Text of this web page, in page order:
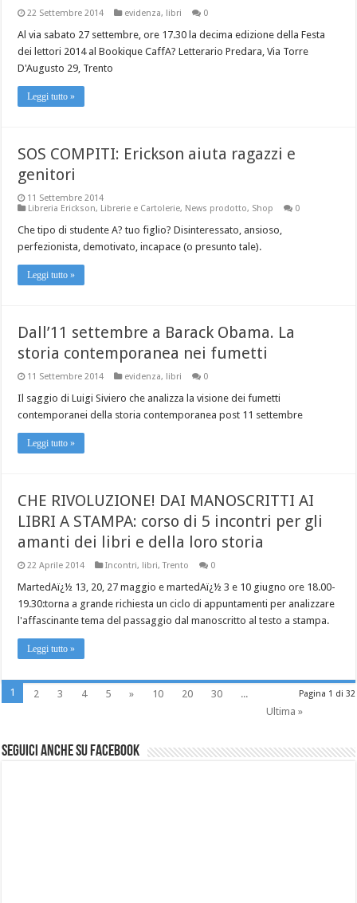
22 Settembre 2014 evidenza, libri 0
Al via sabato 27 settembre, ore 17.30 la decima edizione della Festa
dei lettori 2014 al Bookique CaffA? Letterario Predara, Via Torre
D'Augusto 29, Trento
Leggi tutto »
SOS COMPITI: Erickson aiuta ragazzi e
genitori
11 Settembre 2014
Libreria Erickson, Librerie e Cartolerie, News prodotto, Shop 0
Che tipo di studente A? tuo figlio? Disinteressato, ansioso,
perfezionista, demotivato, incapace (o presunto tale).
Leggi tutto »
Dall’11 settembre a Barack Obama. La
storia contemporanea nei fumetti
11 Settembre 2014 evidenza, libri 0
Il saggio di Luigi Siviero che analizza la visione dei fumetti
contemporanei della storia contemporanea post 11 settembre
Leggi tutto »
CHE RIVOLUZIONE! DAI MANOSCRITTI AI
LIBRI A STAMPA: corso di 5 incontri per gli
amanti dei libri e della loro storia
22 Aprile 2014 Incontri, libri,Trento 0
MartedAï¿½ 13, 20, 27 maggio e martedAï¿½ 3 e 10 giugno ore 18.00-
19.30:torna a grande richiesta un ciclo di appuntamenti per analizzare
l'affascinante tema del passaggio dal manoscritto al testo a stampa.
Leggi tutto »
Pagina 1 di 32
1 2 3 4 5 » 10 20 30
...
Ultima »
Seguici anche su Facebook